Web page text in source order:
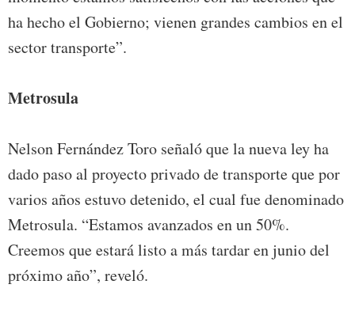
ha hecho el Gobierno; vienen grandes cambios en el
sector transporte”.
Metrosula
Nelson Fernández Toro señaló que la nueva ley ha
dado paso al proyecto privado de transporte que por
varios años estuvo detenido, el cual fue denominado
Metrosula. “Estamos avanzados en un 50%.
Creemos que estará listo a más tardar en junio del
próximo año”, reveló.